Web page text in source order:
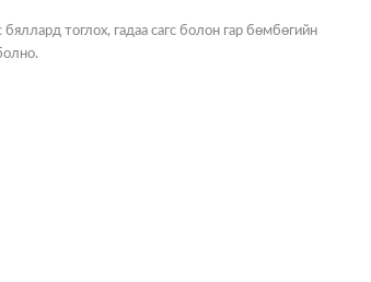
тоглох, гадаа сагс болон гар бөмбөгийн